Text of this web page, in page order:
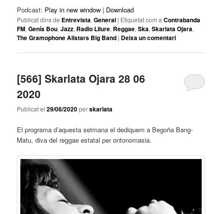
Podcast: Play in new window | Download
Publicat dins de Entrevista,General | Etiquetat com a Contrabanda
FM,Genís Bou,Jazz, Radio Lliure, Reggae,Ska,Skarlata Ojara,
The Gramophone Allstars Big Band | Deixa un comentari
[566] Skarlata Ojara 28 06
2020
Publicat el29/06/2020perskarlata
El programa d’aquesta setmana el dediquem a Begoña Bang-
Matu, diva del reggae estatal per ontonomasia.